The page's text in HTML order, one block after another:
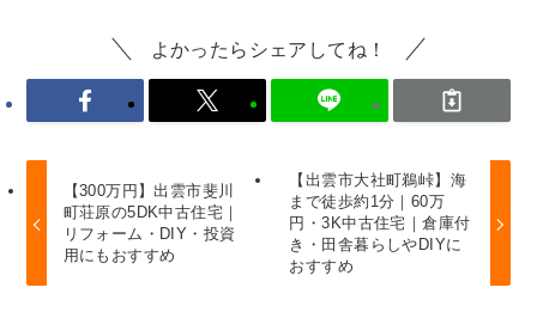
よかったらシェアしてね！
【300万円】出雲市斐川
町荘原の5DK中古住宅｜
リフォーム・DIY・投資
用にもおすすめ
【出雲市大社町鵜峠】海
まで徒歩約1分｜60万
円・3K中古住宅｜倉庫付
き・田舎暮らしやDIYに
おすすめ